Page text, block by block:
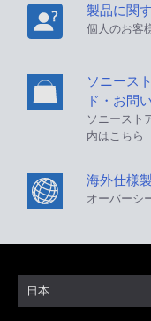
製品に関
個人のお客
ソニース
ド・お問
ソニースト
内はこちら
海外仕様
オーバーシ
日本